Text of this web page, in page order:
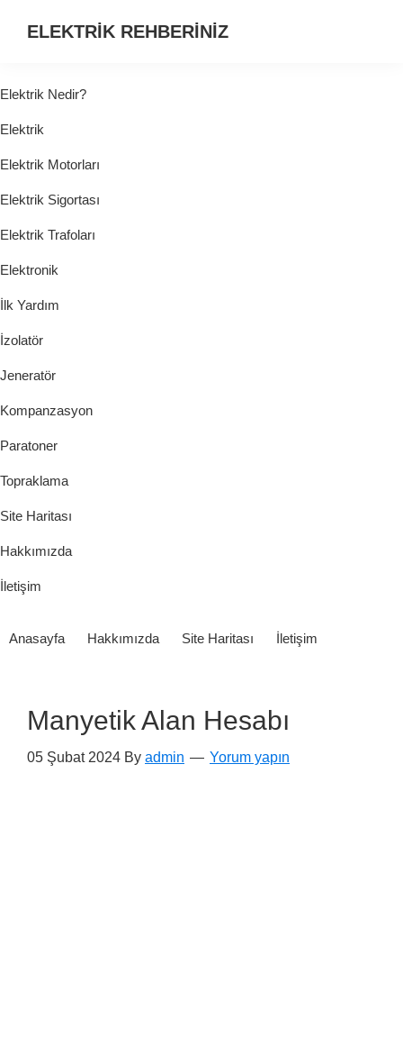
ELEKTRİK REHBERİNİZ
HER
ŞEY...
Elektrik Nedir?
Elektrik
Elektrik Motorları
Elektrik Sigortası
Elektrik Trafoları
Elektronik
İlk Yardım
İzolatör
Jeneratör
Kompanzasyon
Paratoner
Topraklama
Site Haritası
Hakkımızda
İletişim
Anasayfa Hakkımızda Site Haritası İletişim
Manyetik Alan Hesabı
05 Şubat 2024 By admin Yorum yapın